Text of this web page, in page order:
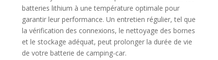
batteries lithium à une température optimale pour
garantir leur performance. Un entretien régulier, tel que
la vérification des connexions, le nettoyage des bornes
et le stockage adéquat, peut prolonger la durée de vie
de votre batterie de camping-car.